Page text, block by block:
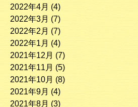
2022年4月 (4)
2022年3月 (7)
2022年2月 (7)
2022年1月 (4)
2021年12月 (7)
2021年11月 (5)
2021年10月 (8)
2021年9月 (4)
2021年8月 (3)